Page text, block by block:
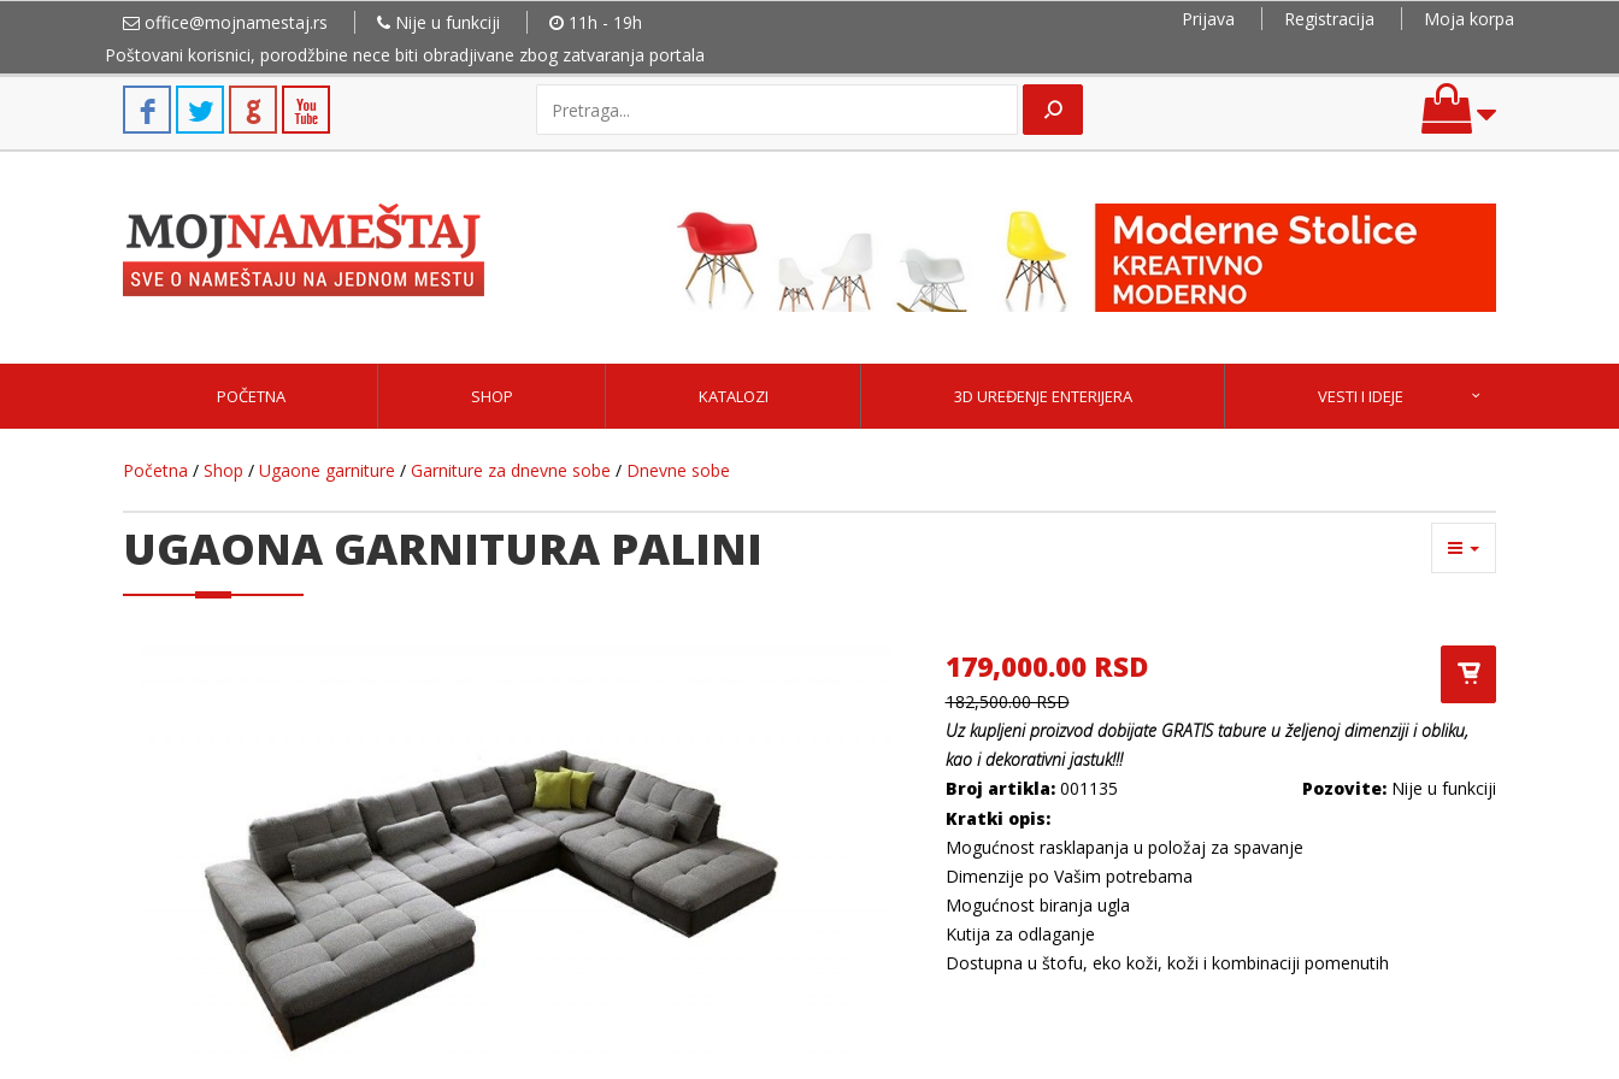
office@mojnamestaj.rs Nije u funkciji 11h - 19h Prijava Registracija
Moja korpa
Poštovani korisnici, porodžbine nece biti obradjivane zbog zatvaranja portala
POČETNA SHOP KATALOZI 3D UREĐENJE ENTERIJERA VESTI I IDEJE
Početna / Shop / Ugaone garniture / Garniture za dnevne sobe / Dnevne sobe
UGAONA GARNITURA PALINI
179,000.00 RSD
182,500.00 RSD
Uz kupljeniproizvod dobijate GRATIS tabure u željenoj dimenziji i obliku,
kao i dekorativni jastuk!!!
Broj artikla:001135 Pozovite: Nije u funkciji
Kratki opis:
Mogućnost rasklapanja u položaj za spavanje
Dimenzije po Vašim potrebama
Mogućnost biranja ugla
Kutija za odlaganje
Dostupna u štofu, eko koži, koži i kombinaciji pomenutih